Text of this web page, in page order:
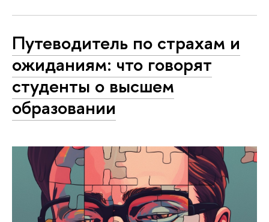
Путеводитель по страхам и
ожиданиям: что говорят
студенты о высшем
образовании